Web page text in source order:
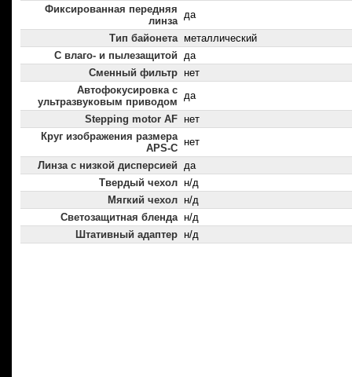
Фиксированная передняя
линза
да
Тип байонета металлический
С влаго- и пылезащитой да
Сменный фильтр нет
Автофокусировка с
ультразвуковым приводом
да
Stepping motor AF нет
Круг изображения размера
APS-C
нет
Линза с низкой дисперсией да
Твердый чехол н/д
Мягкий чехол н/д
Светозащитная бленда н/д
Штативный адаптер н/д